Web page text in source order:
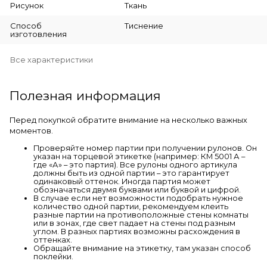
Рисунок Ткань
Способ
изготовления
Тиснение
Все характеристики
Полезная информация
Перед покупкой обратите внимание на несколько важных
моментов.
Проверяйте номер партии при получении рулонов. Он
указан на торцевой этикетке (например: КМ 5001 А –
где «А» – это партия). Все рулоны одного артикула
должны быть из одной партии – это гарантирует
одинаковый оттенок. Иногда партия может
обозначаться двумя буквами или буквой и цифрой.
В случае если нет возможности подобрать нужное
количество одной партии, рекомендуем клеить
разные партии на противоположные стены комнаты
или в зонах, где свет падает на стены под разным
углом. В разных партиях возможны расхождения в
оттенках.
Обращайте внимание на этикетку, там указан способ
поклейки.